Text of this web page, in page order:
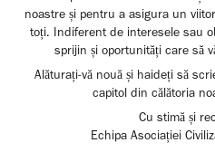
noastre și pentru a asigura un
toți. Indiferent de interesele sau
sprijin și oportunități care să
Alăturați-vă nouă și haideți să
capitol din călătoria
Cu stimă și
Echipa Asociației